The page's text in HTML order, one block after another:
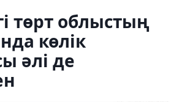
төрт облыстың
көлік
әлі де